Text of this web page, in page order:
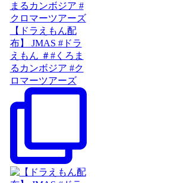
【ドラえもん配
布】 JMAS #ドラ
えもん ＃#くろま
るカンボジア #ク
ロマーツアーズ